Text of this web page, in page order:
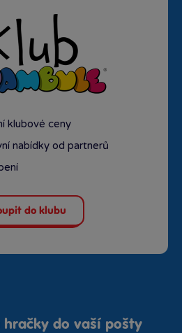
klubové ceny
nabídky od partnerů
do klubu
hračky do vaší pošty